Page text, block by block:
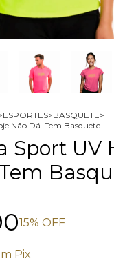
ESPORTES>BASQUETE>
Não Dá. Tem Basquete.
Sport UV
15% OFF
Pix